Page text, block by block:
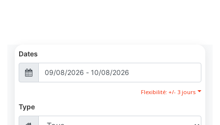
Dates
Flexibilité: +/- 3 jours
Type